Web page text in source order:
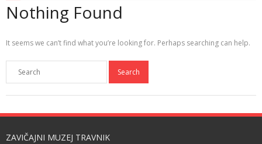
Nothing Found
It seems we can’t find what you’re looking for. Perhaps searching can help.
ZAVIČAJNI MUZEJ TRAVNIK